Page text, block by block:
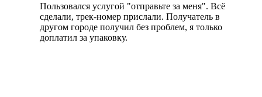
Пользовался услугой "отправьте за меня". Всё
сделали, трек-номер прислали. Получатель в
другом городе получил без проблем, я только
доплатил за упаковку.